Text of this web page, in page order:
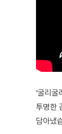
‘굴리
투명한
담아냈